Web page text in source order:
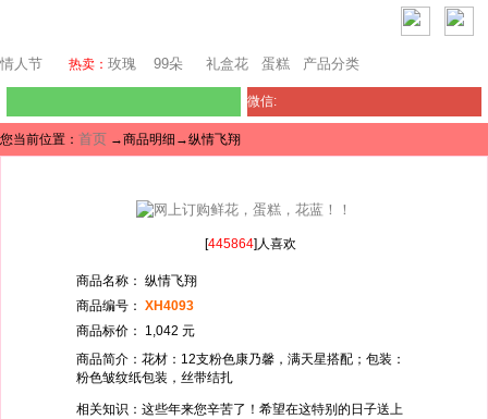
情人节 热卖： 玫瑰 99朵 礼盒花 蛋糕 产品分类
微信:
您当前位置： 首页 →商品明细→纵情飞翔
[445864]人喜欢
商品名称： 纵情飞翔
商品编号： XH4093
商品标价： 1,042 元
商品简介：花材：12支粉色康乃馨，满天星搭配；包装：
粉色皱纹纸包装，丝带结扎
相关知识：这些年来您辛苦了！希望在这特别的日子送上